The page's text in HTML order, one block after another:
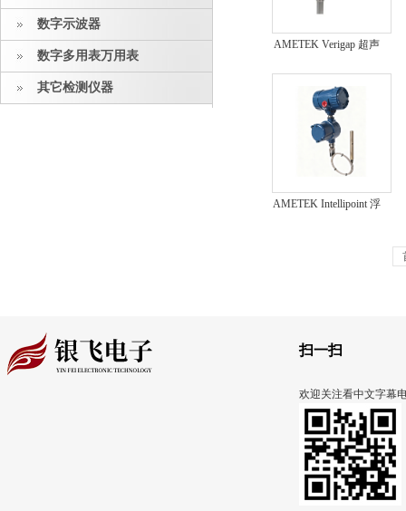
数字示波器
数字多用表万用表
其它检测仪器
AMETEK Verigap 超声
AMETEK Intellipoint 浮
扫一扫
欢迎关注看中文字幕